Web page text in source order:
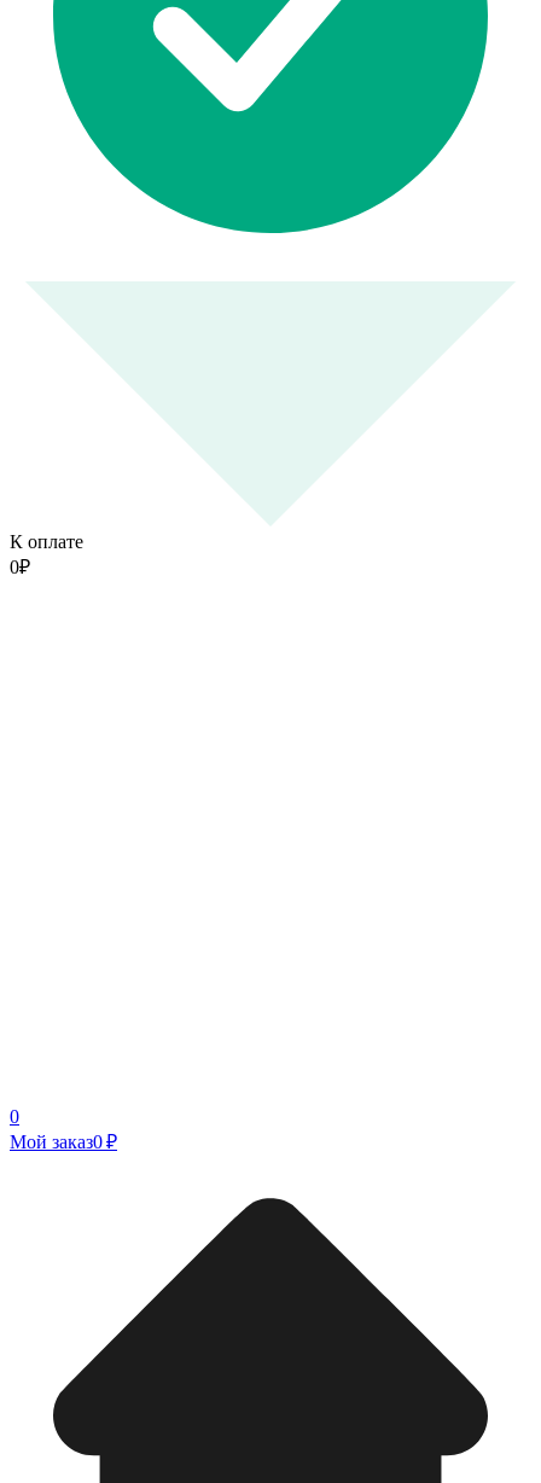
К оплате
0₽
0
Мой заказ0 ₽